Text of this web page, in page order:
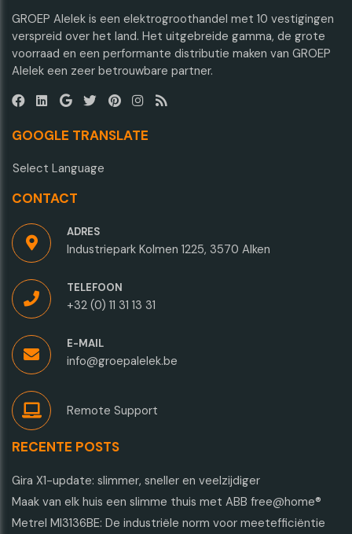
GROEP Alelek is een elektrogroothandel met 10 vestigingen
verspreid over het land. Het uitgebreide gamma, de grote
voorraad en een performante distributie maken van GROEP
Alelek een zeer betrouwbare partner.
GOOGLE TRANSLATE
Select Language
CONTACT
ADRES
Industriepark Kolmen 1225, 3570 Alken
TELEFOON
+32 (0) 11 31 13 31
E-MAIL
info@groepalelek.be
Remote Support
RECENTE POSTS
Gira X1-update: slimmer, sneller en veelzijdiger
Maak van elk huis een slimme thuis met ABB free@home®
Metrel MI3136BE: De industriële norm voor meetefficiëntie